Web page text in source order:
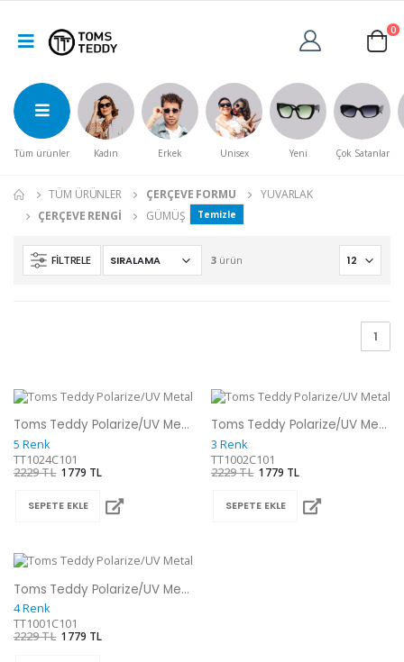
0
Tüm ürünler Kadın Erkek Unisex Yeni Çok Satanlar
TÜM ÜRÜNLER ÇERÇEVE FORMU
YUVARLAK
ÇERÇEVE RENGI
GÜMÜŞ Temizle
FILTRELE 3 ürün
1
Toms Teddy Polarize/UV Metal Güneş Gözlüğü
5 Renk
TT1024C101
2229 TL 1779 TL
SEPETE EKLE
Toms Teddy Polarize/UV Metal Güneş Gözlüğü
3 Renk
TT1002C101
2229 TL 1779 TL
SEPETE EKLE
Toms Teddy Polarize/UV Metal Güneş Gözlüğü
4 Renk
TT1001C101
2229 TL 1779 TL